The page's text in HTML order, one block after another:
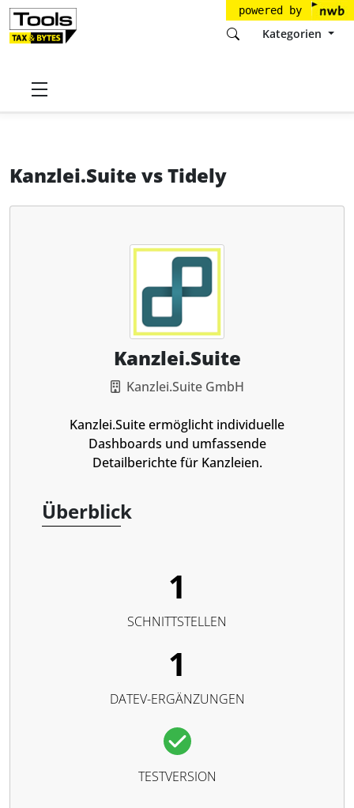
powered by
Kategorien
Startseite
Kanzlei.Suite vsTidely
Kanzlei.Suite
Kanzlei.Suite GmbH
Kanzlei.Suite ermöglicht individuelle
Dashboards und umfassende
Detailberichte für Kanzleien.
Überblick
1
SCHNITTSTELLEN
1
DATEV-ERGÄNZUNGEN
TESTVERSION